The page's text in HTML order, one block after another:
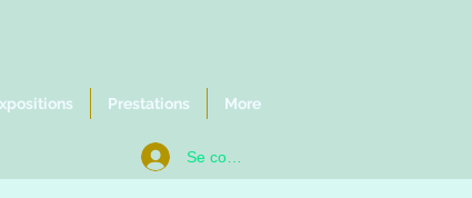
Prestations More
Se connecter